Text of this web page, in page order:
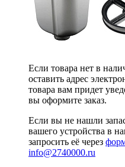
Если товара нет в
оставить адрес
товара вам придет
вы оформите заказ.
Если вы не нашли
вашего устройства в
запросить её через
info@2740000.ru